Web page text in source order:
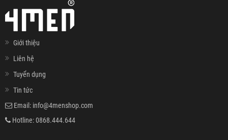
Giới thiệu
Liên hệ
Tuyển dụng
Tin tức
Email: info@4menshop.com
Hotline:0868.444.644